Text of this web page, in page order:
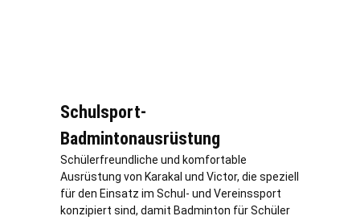
Schulsport-
Badmintonausrüstung
Schülerfreundliche und komfortable
Ausrüstung von Karakal und Victor, die speziell
für den Einsatz im Schul- und Vereinssport
konzipiert sind, damit Badminton für Schüler